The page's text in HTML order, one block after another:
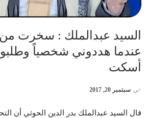
السيد عبدالملك : سخرت من
عندما هددوني شخصياً
أسكت
في سبتمبر 20, 2017